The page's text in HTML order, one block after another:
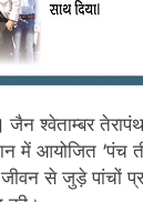
जैन श्वेताम्बर
में आयोजित ‘पंच
जीवन से जुड़े पांचों